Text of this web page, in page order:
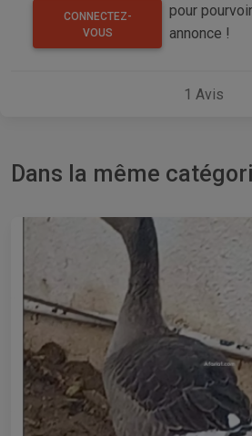
CONNECTEZ-
VOUS
pour
annonce !
1 Avis
Dans la même